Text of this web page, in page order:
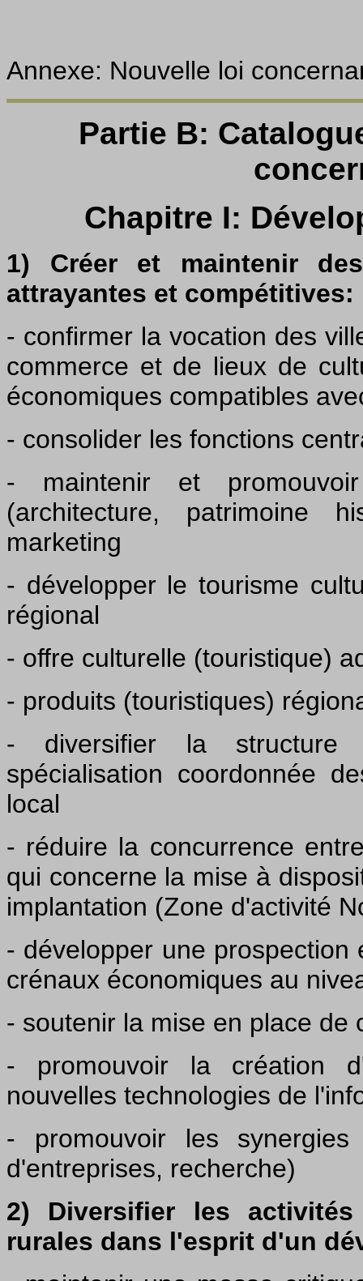
Annexe: Nouvelle loi
Partie B:
Chapitre I:
1) Créer et maintenir
attrayantes et compétitives:
- confirmer la vocation des
commerce et de lieux de
économiques compatibles
- consolider les fonctions
- maintenir et
(architecture, patrimoine
marketing
- développer le tourisme
régional
- offre culturelle (touristique)
- produits (touristiques)
- diversifier la structure
spécialisation coordonnée
local
- réduire la concurrence
qui concerne la mise à
implantation (Zone d'activité
- développer une
crénaux économiques au
- soutenir la mise en place de
- promouvoir la création
nouvelles technologies de
- promouvoir les
d'entreprises, recherche)
2) Diversifier les
rurales dans l'esprit d'un